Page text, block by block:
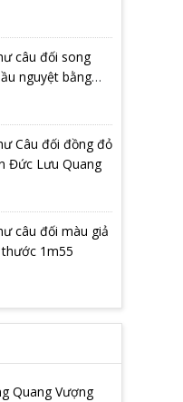
câu đối song
nguyệt bằng
Câu đối đồng đỏ
Đức Lưu Quang
câu đối màu giả
1m55
Quang Vượng